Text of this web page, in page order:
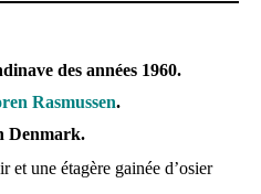
des années 1960.
Rasmussen.
Denmark.
une étagère gainée d’osier